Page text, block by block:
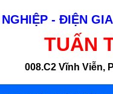
- ĐIỆN
TUẤN
008.C2 Vĩnh Viễn,